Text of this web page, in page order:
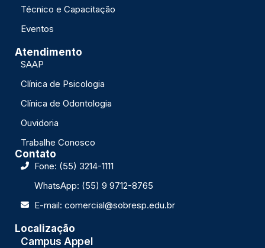
Técnico e Capacitação
Eventos
Atendimento
SAAP
Clínica de Psicologia
Clínica de Odontologia
Ouvidoria
Trabalhe Conosco
Contato
Fone: (55) 3214-1111
WhatsApp: (55) 9 9712-8765
E-mail: comercial@sobresp.edu.br
Localização
Campus Appel